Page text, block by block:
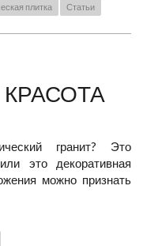
плитка Статьи
гранит? Это
это декоративная
можно признать